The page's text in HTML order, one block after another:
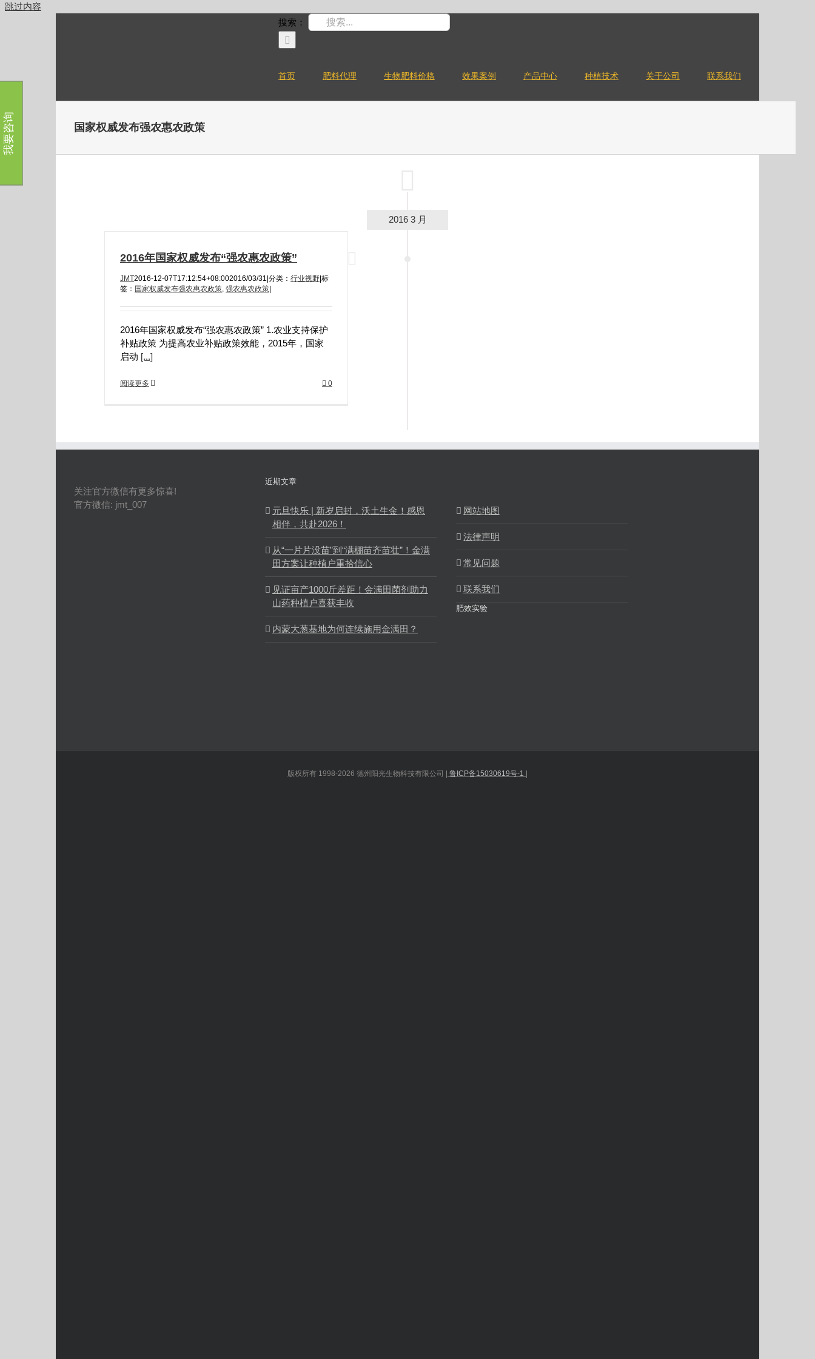
跳过内容
搜索：
首页 肥料代理 生物肥料价格 效果案例 产品中心 种植技术 关于公司 联系我们
国家权威发布强农惠农政策
2016 3 月
2016年国家权威发布“强农惠农政策”
JMT2016-12-07T17:12:54+08:002016/03/31 |分类： 行业视野|标
签： 国家权威发布强农惠农政策 强农惠农政策|
2016年国家权威发布“强农惠农政策” 1.农业支持保护
补贴政策 为提高农业补贴政策效能，2015年，国家
启动 [...]
阅读更多 0
关注官方微信有更多惊喜!
官方微信: jmt_007
近期文章
元旦快乐 | 新岁启封，沃土生金！感恩
相伴，共赴2026！
从“一片片没苗”到“满棚苗齐苗壮”！金满
田方案让种植户重拾信心
见证亩产1000斤差距！金满田菌剂助力
山药种植户喜获丰收
内蒙大葱基地为何连续施用金满田？
网站地图
法律声明
常见问题
联系我们
肥效实验
版权所有 1998-2026 德州阳光生物科技有限公司 | 鲁ICP备15030619号-1 |
我要咨询